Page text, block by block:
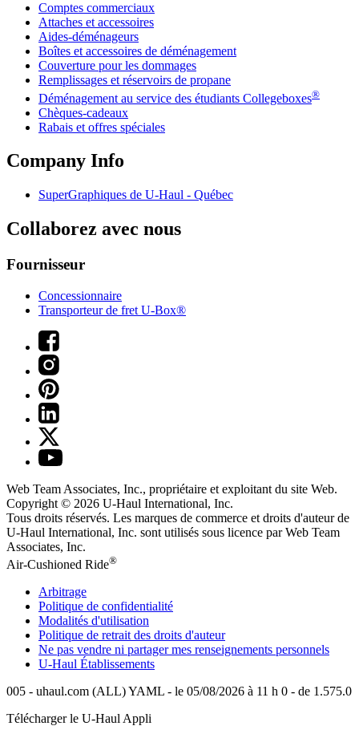
Comptes commerciaux
Attaches et accessoires
Aides-déménageurs
Boîtes et accessoires de déménagement
Couverture pour les dommages
Remplissages et réservoirs de propane
Déménagement au service des étudiants Collegeboxes®
Chèques-cadeaux
Rabais et offres spéciales
Company Info
SuperGraphiques de U-Haul - Québec
Collaborez avec nous
Fournisseur
Concessionnaire
Transporteur de fret U-Box®
Web Team Associates, Inc., propriétaire et exploitant du site Web.
Copyright © 2026 U-Haul International, Inc.
Tous droits réservés. Les marques de commerce et droits d'auteur de
U-Haul International, Inc. sont utilisés sous licence par Web Team
Associates, Inc.
Air-Cushioned Ride®
Arbitrage
Politique de confidentialité
Modalités d'utilisation
Politique de retrait des droits d'auteur
Ne pas vendre ni partager mes renseignements personnels
U-Haul Établissements
005 - uhaul.com (ALL) YAML - le 05/08/2026 à 11 h 0 - de 1.575.0
Télécharger le U-Haul Appli